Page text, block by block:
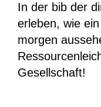
In der bib der
erleben, wie
morgen
Gesellschaft!